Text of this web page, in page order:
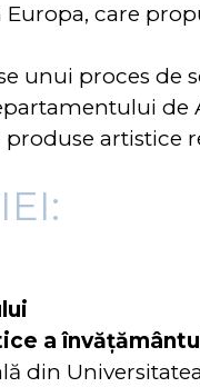
care
unui proces de
de
artistice
a
din